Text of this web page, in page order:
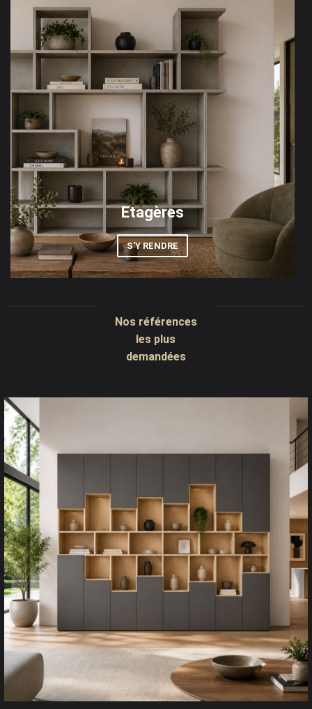
Etagères
S'Y RENDRE
Nos références
les plus
demandées